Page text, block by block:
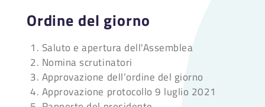
Ordine del giorno
Saluto e apertura dell'Assemblea
Nomina scrutinatori
Approvazione dell’ordine del giorno
Approvazione protocollo 9 luglio 2021